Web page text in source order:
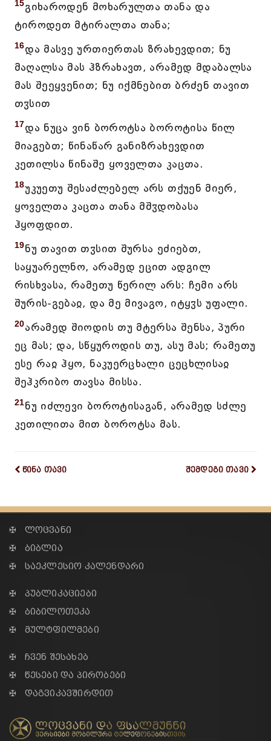
15გიხაროდენ მოხარულთა თანა და
ტიროდეთ მტირალთა თანა;
16და მასვე ურთიერთას ზრახევდით; ნუ
მაღალსა მას ჰზრახავთ, არამედ მდაბალსა
მას შეეყვენით; ნუ იქმნებით ბრძენ თავით
თჳსით
17და ნუცა ვინ ბოროტსა ბოროტისა წილ
მიაგებთ; წინაწარ განიზრახევდით
კეთილსა წინაშე ყოველთა კაცთა.
18უკუეთუ შესაძლებელ არს თქუენ მიერ,
ყოველთა კაცთა თანა მშჳდობასა
ჰყოფდით.
19ნუ თავით თჳსით შურსა ეძიებთ,
საყუარელნო, არამედ ეცით ადგილ
რისხვასა, რამეთუ წერილ არს: ჩემი არს
შურის-გებაჲ, და მე მივაგო, იტყჳს უფალი.
20არამედ შიოდის თუ მტერსა შენსა, პური
ეც მას; და, სწყუროდის თუ, ასუ მას; რამეთუ
ესე რაჲ ჰყო, ნაკუერცხალი ცეცხლისაჲ
შეჰკრიბო თავსა მისსა.
21ნუ იძლევი ბოროტისაგან, არამედ სძლე
კეთილითა მით ბოროტსა მას.
წინა თავი შემდეგი თავი
✠ ლოცვანი
✠ ბიბლია
✠ საეკლესიო კალენდარი
✠ პუბლიკაციები
✠ ბიბილოთეკა
✠ მულტფილმები
✠ ჩვენ შესახებ
✠ წესები და პირობები
✠ დაგვიკავშირდით